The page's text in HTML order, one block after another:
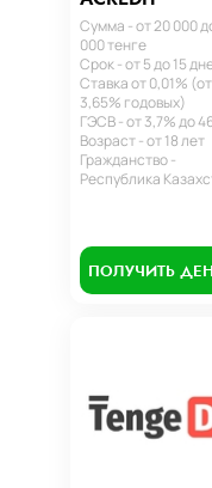
Сумма - от 20 000
000 тенге
Срок - от 5 до 15
Ставка от 0,01% (от
3,65% годовых)
ГЭСВ - от 3,7% до
Возраст - от 18 лет
Гражданство -
Республика
ПОЛУЧИТЬ